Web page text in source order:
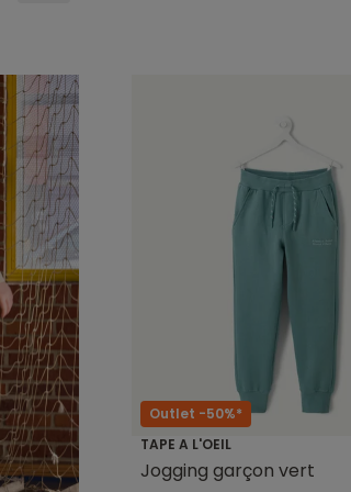
Outlet -50%*
TAPE A L'OEIL
Jogging garçon vert